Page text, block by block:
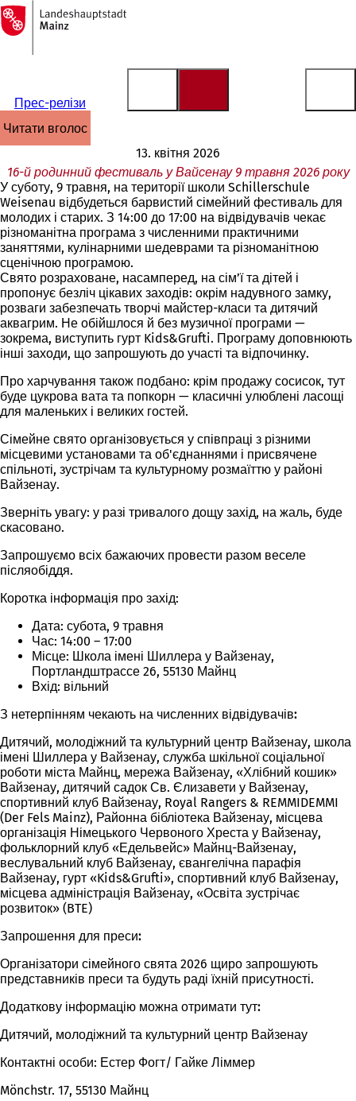
Перейти до змісту
На
головну
сторінку
Прес-релізи
читати вголос
13. квітня 2026
16-й родинний фестиваль у Вайсенау 9 травня 2026 року
У суботу, 9 травня, на території школи Schillerschule
Weisenau відбудеться барвистий сімейний фестиваль для
молодих і старих. З 14:00 до 17:00 на відвідувачів чекає
різноманітна програма з численними практичними
заняттями, кулінарними шедеврами та різноманітною
сценічною програмою.
Свято розраховане, насамперед, на сім’ї та дітей і
пропонує безліч цікавих заходів: окрім надувного замку,
розваги забезпечать творчі майстер-класи та дитячий
аквагрим. Не обійшлося й без музичної програми —
зокрема, виступить гурт Kids&Grufti. Програму доповнюють
інші заходи, що запрошують до участі та відпочинку.
Про харчування також подбано: крім продажу сосисок, тут
буде цукрова вата та попкорн — класичні улюблені ласощі
для маленьких і великих гостей.
Сімейне свято організовується у співпраці з різними
місцевими установами та об'єднаннями і присвячене
спільноті, зустрічам та культурному розмаїттю у районі
Вайзенау.
Зверніть увагу: у разі тривалого дощу захід, на жаль, буде
скасовано.
Запрошуємо всіх бажаючих провести разом веселе
післяобіддя.
Коротка інформація про захід:
Дата: субота, 9 травня
Час: 14:00 – 17:00
Місце: Школа імені Шиллера у Вайзенау,
Портландштрассе 26, 55130 Майнц
Вхід: вільний
З нетерпінням чекають на численних відвідувачів:
Дитячий, молодіжний та культурний центр Вайзенау, школа
імені Шиллера у Вайзенау, служба шкільної соціальної
роботи міста Майнц, мережа Вайзенау, «Хлібний кошик»
Вайзенау, дитячий садок Св. Єлизавети у Вайзенау,
спортивний клуб Вайзенау, Royal Rangers & REMMIDEMMI
(Der Fels Mainz), Районна бібліотека Вайзенау, місцева
організація Німецького Червоного Хреста у Вайзенау,
фольклорний клуб «Едельвейс» Майнц-Вайзенау,
веслувальний клуб Вайзенау, євангелічна парафія
Вайзенау, гурт «Kids&Grufti», спортивний клуб Вайзенау,
місцева адміністрація Вайзенау, «Освіта зустрічає
розвиток» (BTE)
Запрошення для преси:
Організатори сімейного свята 2026 щиро запрошують
представників преси та будуть раді їхній присутності.
Додаткову інформацію можна отримати тут:
Дитячий, молодіжний та культурний центр Вайзенау
Контактні особи: Естер Фогт/ Гайке Ліммер
Mönchstr. 17, 55130 Майнц